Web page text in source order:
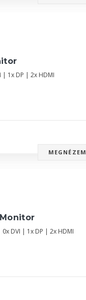
| 1x DP | 2x HDMI
MEGNÉZEM
DVI | 1x DP | 2x HDMI